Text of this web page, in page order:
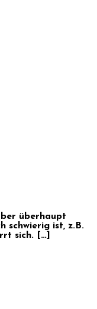
überhaupt
schwierig ist, z.B.
sich. […]